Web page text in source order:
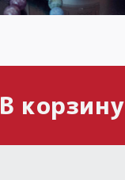
В корзину